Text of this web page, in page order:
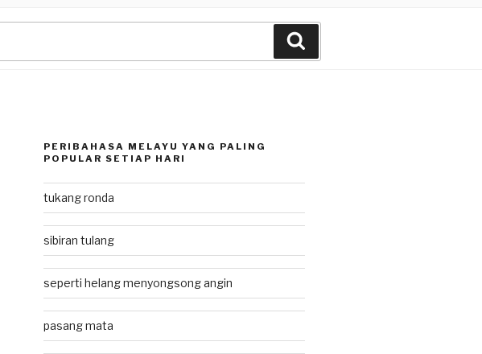
PERIBAHASA MELAYU YANG PALING
POPULAR SETIAP HARI
tukang ronda
sibiran tulang
seperti helang menyongsong angin
pasang mata